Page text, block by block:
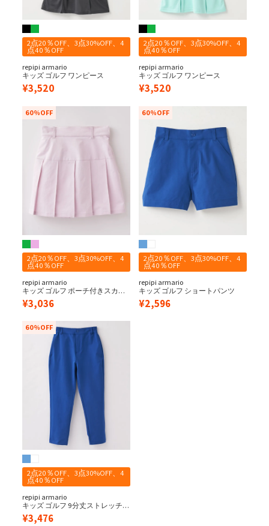
2点20％OFF、3点30%OFF、4
点40％OFF
repipi armario
キッズ ゴルフ ワンピース
¥3,520
2点20％OFF、3点30%OFF、4
点40％OFF
repipi armario
キッズ ゴルフ ワンピース
¥3,520
2点20％OFF、3点30%OFF、4
点40％OFF
repipi armario
キッズ ゴルフ ポーチ付きスカー
ト
60%OFF
¥3,036
2点20％OFF、3点30%OFF、4
点40％OFF
repipi armario
キッズ ゴルフ ショートパンツ
60%OFF
¥2,596
2点20％OFF、3点30%OFF、4
点40％OFF
repipi armario
キッズ ゴルフ 9分丈ストレッチパ
ンツ
60%OFF
¥3,476